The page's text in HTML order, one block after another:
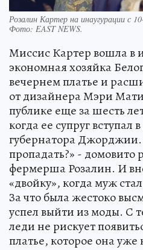
Розалин Картер на инаугурации с
Фото: EAST NEWS.
Миссис Картер вошла в
экономная хозяйка
вечернем платье и
от дизайнера Мэри
публике еще за шесть
когда ее супруг вступал
губернатора Джорджии.
пропадать?» - домовито
фермерша Розалин. И
«двойку», когда муж
За что была жестоко
успел выйти из моды. С
леди не рискует
платье, которое она уже